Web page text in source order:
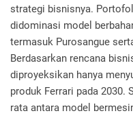
strategi bisnisnya.
didominasi model
termasuk Purosangue
Berdasarkan rencana
diproyeksikan hanya
produk Ferrari pada 2030.
rata antara model